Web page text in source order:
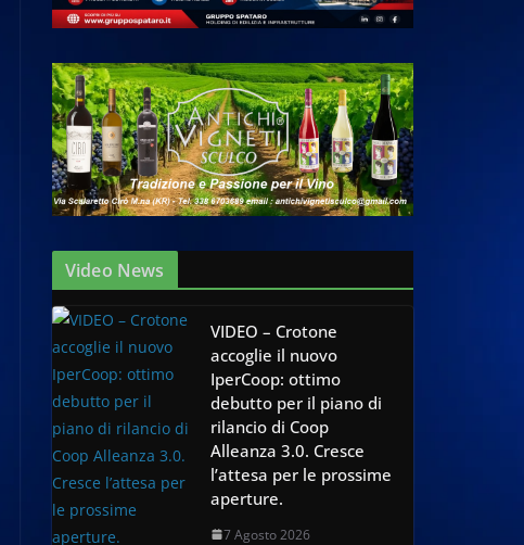
Video News
VIDEO – Crotone
accoglie il nuovo
IperCoop: ottimo
debutto per il piano di
rilancio di Coop
Alleanza 3.0. Cresce
l’attesa per le prossime
aperture.
7 Agosto 2026